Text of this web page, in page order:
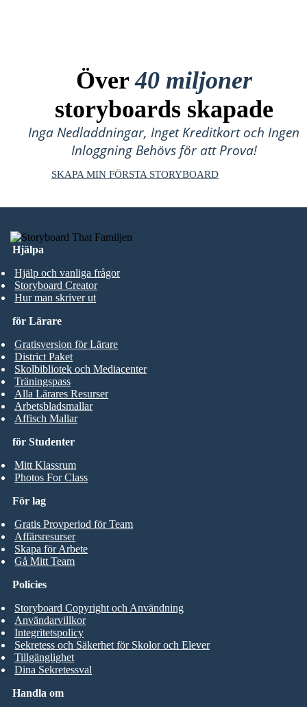
Över40 miljoner
storyboards skapade
Inga Nedladdningar, Inget Kreditkort och Ingen
Inloggning Behövs för att Prova!
SKAPA MIN FÖRSTA STORYBOARD
Hjälpa
Hjälp och vanliga frågor
Storyboard Creator
Hur man skriver ut
för Studenter
Mitt Klassrum
Photos For Class
för Lärare
Gratisversion för Lärare
District Paket
Skolbibliotek och Mediacenter
Träningspass
Alla Lärares Resurser
Arbetsbladsmallar
Affisch Mallar
För lag
Gratis Provperiod för Team
Affärsresurser
Skapa för Arbete
Gå Mitt Team
Handla om
Policies
Storyboard Copyright och Användning
Användarvillkor
Integritetspolicy
Sekretess och Säkerhet för Skolor och Elever
Tillgänglighet
Dina Sekretessval